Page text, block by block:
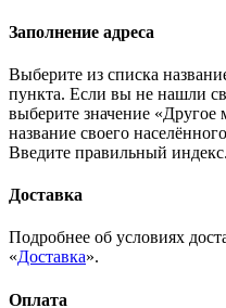
Заполнение адреса
Выберите из списка
пункта. Если вы не нашли
выберите значение
название своего
Введите правильный индекс.
Доставка
Подробнее об условиях
«Доставка».
Оплата